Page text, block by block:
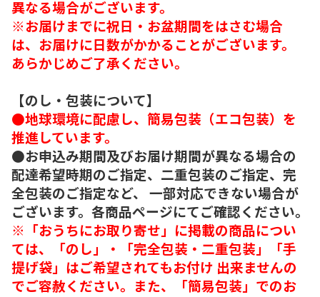
異なる場合がございます。
※お届けまでに祝日・お盆期間をはさむ場合
は、お届けに日数がかかることがございます。
あらかじめご了承ください。
【のし・包装について】
●地球環境に配慮し、簡易包装（エコ包装）を
推進しています。
●お申込み期間及びお届け期間が異なる場合の
配達希望時期のご指定、二重包装のご指定、完
全包装のご指定など、 一部対応できない場合が
ございます。各商品ページにてご確認ください。
※「おうちにお取り寄せ」に掲載の商品につい
ては、「のし」・「完全包装・二重包装」「手
提げ袋」はご希望されてもお付け 出来ませんの
でご容赦ください。また、「簡易包装」でのお